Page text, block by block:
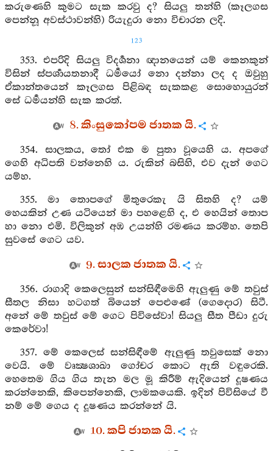
කරුණෙහි කුමට සැක කරවු ද? සියලු තන්හි (කෑලගස
පෙන්නූ අවස්ථාවන්හි) රියැදුරා නො විචාරන ලදි.
123
353. එපරිදි සියලු විදර්‍ශනා ඥානයෙන් යම් කෙනකුන්
විසින් ස්පර්‍ශායතනාදී ධර්‍මයෝ නො දන්නා ලද ද ඔවුහු
ඒකාන්තයෙන් කෑලගස පිළිබඳ සැකකළ සොහොයුරන්
සේ ධර්‍මයන්හි සැක කරත්.
8. කිංසුකෝපම ජාතක යි.
354. සාලකය, තෝ එක ම පුතා වූයෙහි ය. අපගේ
ගෙහි අධිපති වන්නෙහි ය. රුකින් බසිහි, එව දැන් ගෙට
යම්හ.
355. මා තොපගේ මිතුරෙකැ යි සිතහි ද? යම්
හෙයකින් උණ යටියෙන් මා පහළෙහි ද, එ හෙයින් තොප
හා නො එමි. විලිකුන් අඹ උයන්හි රමණය කරම්හ. තෙපි
සුවසේ ගෙට යව.
9. සාලක ජාතක යි.
356. රාගාදි කෙලෙසුන් සන්සිඳීමෙහි ඇලුණු මේ තවුස්
සීතල නිසා හටගත් බියෙන් පෙළුණේ (ගෙදොර) සිටී.
අනේ මේ තවුස් මේ ගෙට පිවිසේවා! සියලු සීත පීඩා දුරු
කෙරේවා!
357. මේ කෙලෙස් සන්සිඳීමේ ඇලුණු තවුසෙක් නො
වෙයි. මේ වෘක්‍ෂශාඛා ගෝචර කොට ඇති වඳුරෙකි.
හෙතෙම ගිය ගිය තැන මල මූ කිරීම් ඇදියෙන් දූෂණය
කරන්නෙකි, කිපෙන්නෙකි, ලාමකයෙකි. ඉදින් පිවිසියේ වී
නම් මේ ගෙය ද දූෂණය කරන්නේ යි.
10. කපි ජාතක යි.